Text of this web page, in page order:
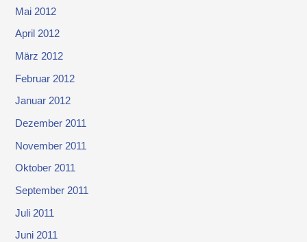
Mai 2012
April 2012
März 2012
Februar 2012
Januar 2012
Dezember 2011
November 2011
Oktober 2011
September 2011
Juli 2011
Juni 2011